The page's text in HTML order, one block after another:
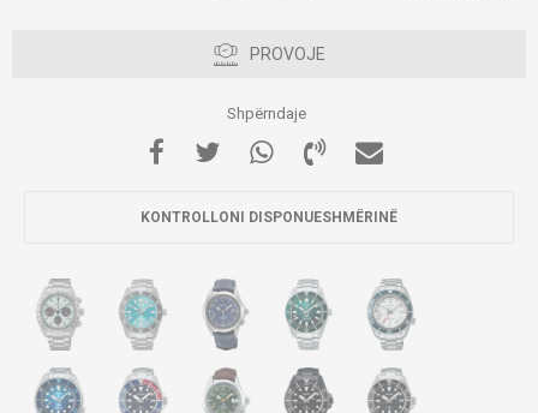
PROVOJE
Shpërndaje
KONTROLLONI DISPONUESHMËRINË